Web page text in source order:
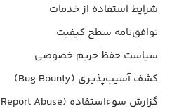
شرایط استفاده از خدمات
توافق‌نامه سطح کیفیت
سیاست حفظ حریم خصوصی
کشف آسیب‌پذیری (Bug Bounty)
گزارش سوءاستفاده (Report Abuse)